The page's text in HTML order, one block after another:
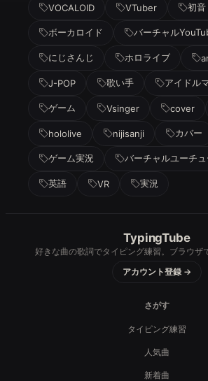
VOCALOID VTuber 初音
ボーカロイド バーチャル
にじさんじ ホロライブ
J-POP 歌い手 アイドル
ゲーム Vsinger cover
hololive nijisanji カバー
ゲーム実況 バーチャルユーチ
英語 VR 実況
TypingTube
好きな曲の歌詞でタイピング練習。ブラウザ
アカウント登録 →
さがす
タイピング練習
人気曲
新着曲